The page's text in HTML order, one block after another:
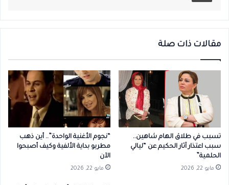
مقالات ذات صلة
تسبب في طلاق الهام شاهين..
سبب اعتذار آثار الحكيم عن “ليالي
الحلمية”
مايو 22, 2026
“نجوم الأغنية الواحدة”.. أين ذهب
مطربو بداية الألفية وكيف أصبحوا
الآن
مايو 22, 2026